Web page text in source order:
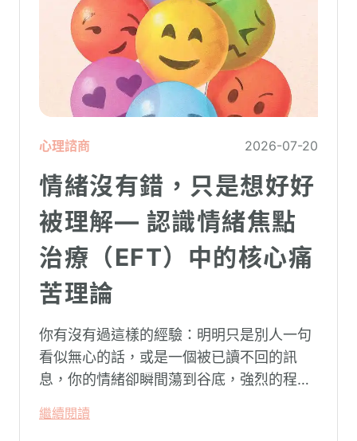
心理諮商 2026-07-20
情緒沒有錯，只是想好好
被理解— 認識情緒焦點
治療（EFT）中的核心痛
苦理論
你有沒有過這樣的經驗：明明只是別人一句
看似無心的話，或是一個被已讀不回的訊
息，你的情緒卻瞬間蕩到谷底，強烈的程度
怪：「事情真的有這麼嚴重嗎？」
繼續閱讀